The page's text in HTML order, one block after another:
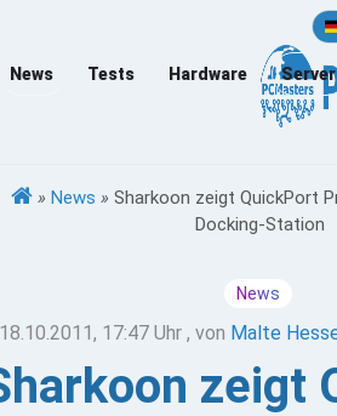
News Tests Hardware Server
» News » Sharkoon zeigt QuickPort
Docking-Station
News
17:47 Uhr , von Malte
zeigt